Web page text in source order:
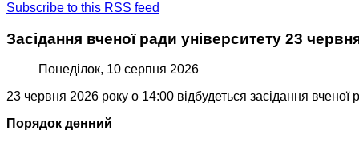
Subscribe to this RSS feed
Засідання вченої ради університету 23
Понеділок, 10 серпня 2026
23 червня 2026 року о 14:00 відбудеться засідання вченої
Порядок денний